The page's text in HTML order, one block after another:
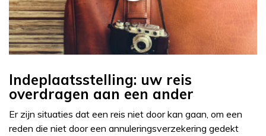
Indeplaatsstelling: uw reis
overdragen aan een ander
Er zijn situaties dat een reis niet door kan gaan, om een
reden die niet door een annuleringsverzekering gedekt